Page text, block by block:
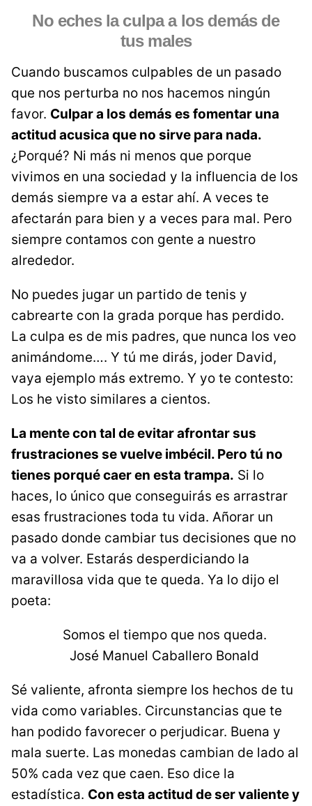
No eches la culpa a los demás de
tus males
Cuando buscamos culpables de un pasado
que nos perturba no nos hacemos ningún
favor. Culpar a los demás es fomentar una
actitud acusica que no sirve para nada.
¿Porqué? Ni más ni menos que porque
vivimos en una sociedad y la influencia de los
demás siempre va a estar ahí. A veces te
afectarán para bien y a veces para mal. Pero
siempre contamos con gente a nuestro
alrededor.
No puedes jugar un partido de tenis y
cabrearte con la grada porque has perdido.
La culpa es de mis padres, que nunca los veo
animándome…. Y tú me dirás, joder David,
vaya ejemplo más extremo. Y yo te contesto:
Los he visto similares a cientos.
La mente con tal de evitar afrontar sus
frustraciones se vuelve imbécil. Pero tú no
tienes porqué caer en esta trampa. Si lo
haces, lo único que conseguirás es arrastrar
esas frustraciones toda tu vida. Añorar un
pasado donde cambiar tus decisiones que no
va a volver. Estarás desperdiciando la
maravillosa vida que te queda. Ya lo dijo el
poeta:
Somos el tiempo que nos queda.
José Manuel Caballero Bonald
Sé valiente, afronta siempre los hechos de tu
vida como variables. Circunstancias que te
han podido favorecer o perjudicar. Buena y
mala suerte. Las monedas cambian de lado al
50% cada vez que caen. Eso dice la
estadística. Con esta actitud de ser valiente y